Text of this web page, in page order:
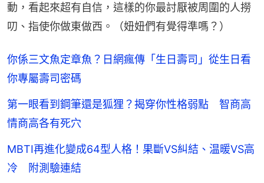
動，看起來超有自信，這樣的你最討厭被周圍的人撈
叨、指使你做東做西。（妞妞們有覺得準嗎？）
你係三文魚定章魚？日網瘋傳「生日壽司」從生日看
你專屬壽司密碼
第一眼看到鋼筆還是狐狸？揭穿你性格弱點 智商高
情商高各有死穴
MBTI再進化變成64型人格！果斷VS糾結、温暖VS高
冷 附測驗連結